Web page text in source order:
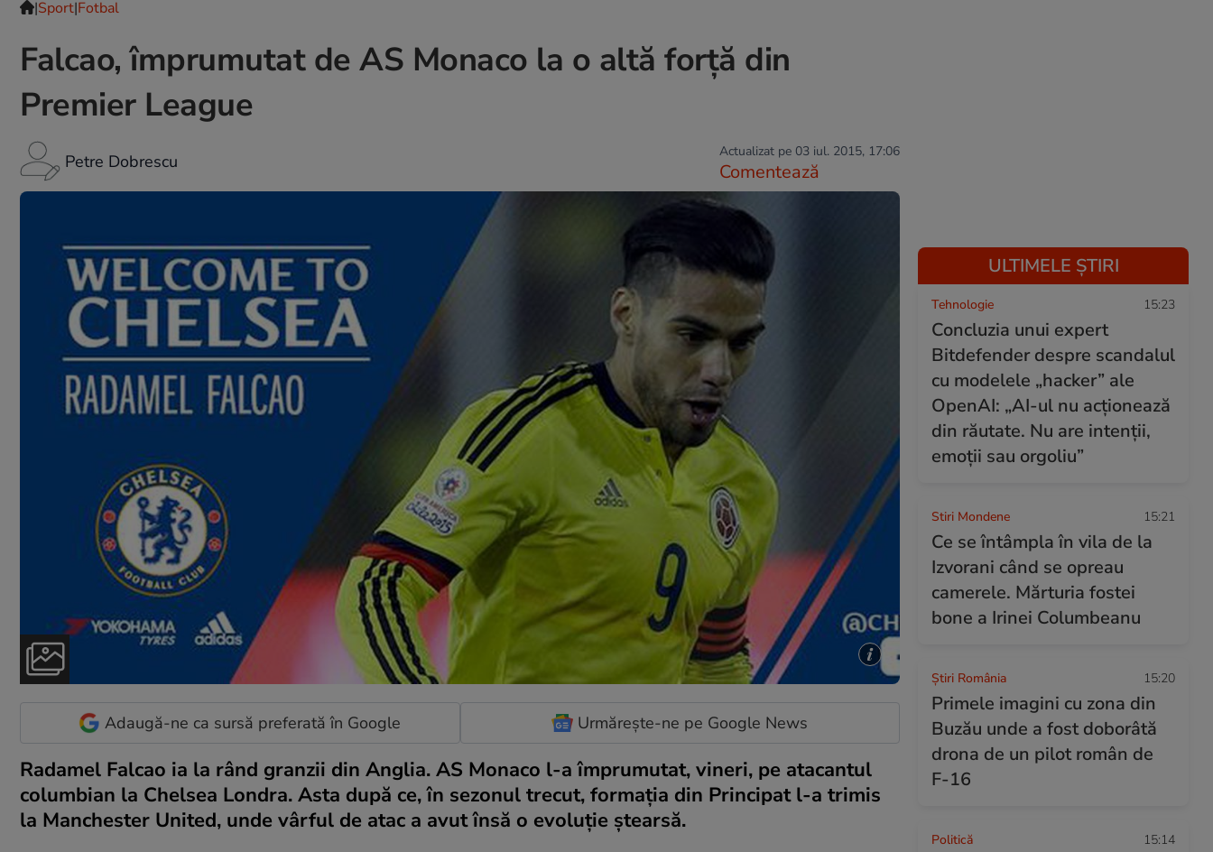
|Sport|Fotbal
Falcao, împrumutat de AS Monaco la o altă forță din
Premier League
Petre Dobrescu Actualizat pe 03 iul. 2015, 17:06
Comentează
Adaugă-ne ca sursă preferată în Google Urmărește-ne pe Google News
Radamel Falcao ia la rând granzii din Anglia. AS Monaco l-a împrumutat, vineri, pe atacantul
columbian la Chelsea Londra. Asta după ce, în sezonul trecut, formația din Principat l-a trimis
la Manchester United, unde vârful de atac a avut însă o evoluție ștearsă.
ULTIMELE ȘTIRI
Tehnologie 15:23
Concluzia unui expert
Bitdefender despre scandalul
cu modelele „hacker” ale
OpenAI: „AI-ul nu acționează
din răutate. Nu are intenții,
emoții sau orgoliu”
Stiri Mondene 15:21
Ce se întâmpla în vila de la
Izvorani când se opreau
camerele. Mărturia fostei
bone a Irinei Columbeanu
Știri România 15:20
Primele imagini cu zona din
Buzău unde a fost doborâtă
drona de un pilot român de
F-16
Politică 15:14